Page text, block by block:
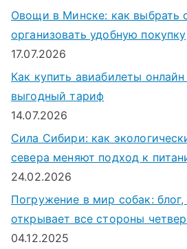
Овощи в Минске: как выбрать
организовать удобную покупку
17.07.2026
Как купить авиабилеты
выгодный тариф
14.07.2026
Сила Сибири: как
севера меняют подход к
24.02.2026
Погружение в мир собак:
открывает все стороны
04.12.2025